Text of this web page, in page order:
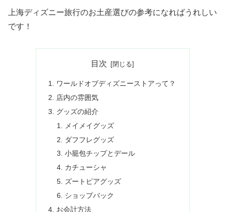
上海ディズニー旅行のお土産選びの参考になればうれしい
です！
目次
ワールドオブディズニーストアって？
店内の雰囲気
グッズの紹介
メイメイグッズ
ダフフレグッズ
小籠包チップとデール
カチューシャ
ズートピアグッズ
ショップバック
お会計方法